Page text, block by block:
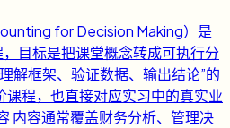
for Decision Making）是
目标是把课堂概念转成可执行分
解框架、验证数据、输出结论”的
程，也直接对应实习中的真实业
内容通常覆盖财务分析、管理决